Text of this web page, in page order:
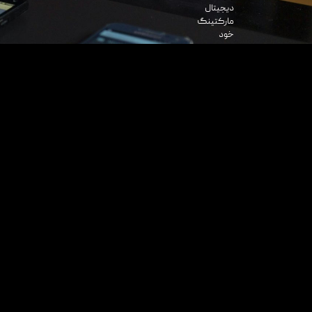
دیجیتال
مارکتینگ
خود
انتخاب